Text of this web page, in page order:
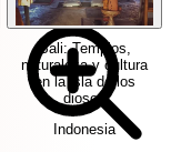
Bali: Templos,
naturaleza y cultura
en la isla de los
dioses
Indonesia